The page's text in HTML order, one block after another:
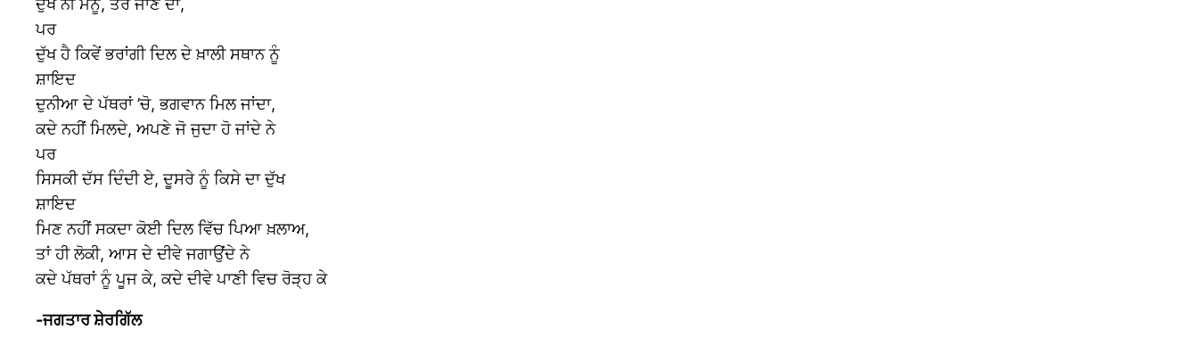
ਦੁੱਖ ਨੀ ਮੈਨੂੰ, ਤੇਰੇ ਜਾਣ ਦਾ,
ਪਰ
ਦੁੱਖ ਹੈ ਕਿਵੇਂ ਭਰਾਂਗੀ ਦਿਲ ਦੇ ਖ਼ਾਲੀ ਸਥਾਨ ਨੂੰ
ਸ਼ਾਇਦ
ਦੁਨੀਆ ਦੇ ਪੱਥਰਾਂ ’ਚੋ, ਭਗਵਾਨ ਮਿਲ ਜਾਂਦਾ,
ਕਦੇ ਨਹੀਂ ਮਿਲਦੇ, ਅਪਣੇ ਜੋ ਜੁਦਾ ਹੋ ਜਾਂਦੇ ਨੇ
ਪਰ
ਸਿਸਕੀ ਦੱਸ ਦਿੰਦੀ ਏ, ਦੂਸਰੇ ਨੂੰ ਕਿਸੇ ਦਾ ਦੁੱਖ
ਸ਼ਾਇਦ
ਮਿਣ ਨਹੀਂ ਸਕਦਾ ਕੋਈ ਦਿਲ ਵਿੱਚ ਪਿਆ ਖ਼ਲਾਅ,
ਤਾਂ ਹੀ ਲੋਕੀ, ਆਸ ਦੇ ਦੀਵੇ ਜਗਾਉਂਦੇ ਨੇ
ਕਦੇ ਪੱਥਰਾਂ ਨੂੰ ਪੂਜ ਕੇ, ਕਦੇ ਦੀਵੇ ਪਾਣੀ ਵਿਚ ਰੋੜ੍ਹ ਕੇ
-ਜਗਤਾਰ ਸ਼ੇਰਗਿੱਲ